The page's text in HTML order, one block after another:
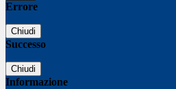
Errore
Chiudi
Successo
Chiudi
Informazione